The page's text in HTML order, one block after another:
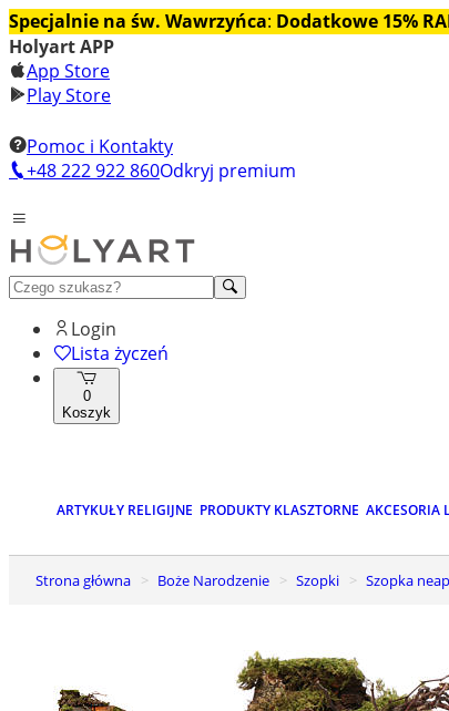
Specjalnie na św. Wawrzyńca: Dodatkowe 15%
Holyart APP
App Store
Play Store
Pomoc i Kontakty
+48 222 922 860Odkryj premium
Login
Lista życzeń
0
Koszyk
ARTYKUŁY RELIGIJNE PRODUKTY KLASZTORNE AKCESORIA
Strona główna Boże Narodzenie Szopki Szopka